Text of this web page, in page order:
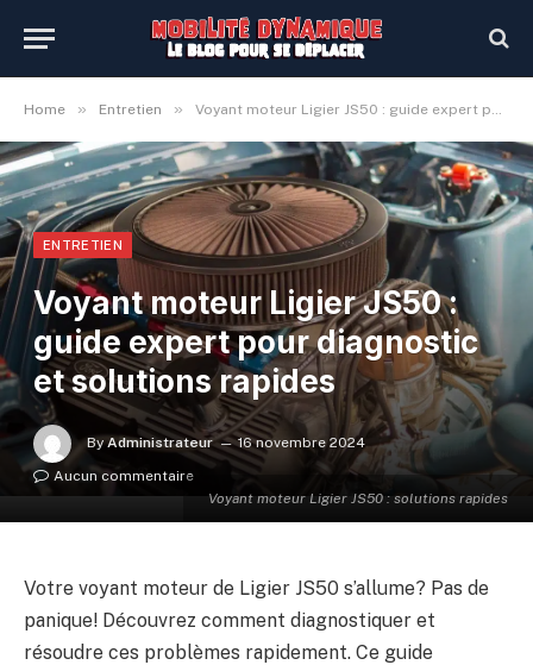
Home » Entretien » Voyant moteur Ligier JS50 : guide expert pour diagnostic et solutions rapides
Voyant moteur Ligier JS50 : solutions rapides
ENTRETIEN
Voyant moteur Ligier JS50 :
guide expert pour diagnostic
et solutions rapides
By Administrateur
16 novembre 2024
Aucun commentaire
Votre voyant moteur de Ligier JS50 s’allume? Pas de
panique! Découvrez comment diagnostiquer et
résoudre ces problèmes rapidement. Ce guide